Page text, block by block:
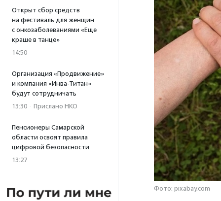
Открыт сбор средств
на фестиваль для женщин
с онкозаболеваниями «Еще
краше в танце»
14:50
Организация «Продвижение»
и компания «Инва-Титан»
будут сотрудничать
13:30 · Прислано НКО
Пенсионеры Самарской
области освоят правила
цифровой безопасности
13:27
Фото: pixabay.com